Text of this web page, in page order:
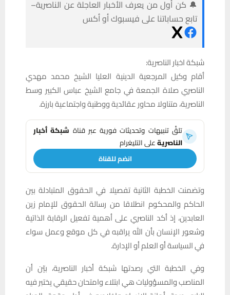
🔔 كن أول من يعرف الأخبار العاجلة عن الناصرية–
تابع حساباتنا على فيسبوك أو أكس
شبكة اخبار الناصرية:
أقام وكيل المرجعية الدينية العليا الشيخ محمد مهدي
الناصري صلاة الجمعة في جامع الشيخ عباس الكبير وسط
الناصرية، متناولا محاور عقائدية ووطنية واجتماعية بارزة.
تلقَّ تنبيهات وتحديثات فورية عبر قناة شبكة أخبار
الناصريةعلى التليغرام
انضم للقناة
وتضمنت الخطبة الثانية تفصيلا في الحقوق المتبادلة بين
الحاكم والمحكوم انطلاقا من رسالة الحقوق للإمام زين
العابدين، إذ أكد الناصري على أهمية تفعيل الرقابة الذاتية
وشعور الإنسان بأن الله يراقبه في كل موقع وعمل سواء
في السياسة أو العلم أو الإدارة.
وفي الخطبة التي رصدتها شبكة أخبار الناصرية، بيّن أن
المناصب والمسؤوليات هي ابتلاء وامتحان حقيقي يختبر فيه